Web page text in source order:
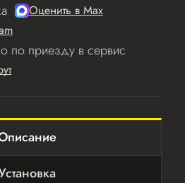
Оценить в Мах
по приезду в сервис